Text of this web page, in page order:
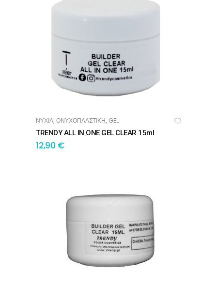
ΠΡΟΣΘΉΚΗ ΣΤΟ ΚΑΛΆΘΙ
ΝΥΧΙΑ, ΟΝΥΧΟΠΛΑΣΤΙΚΗ, GEL
TRENDY ALL IN ONE GEL CLEAR 15ml
12,90 €